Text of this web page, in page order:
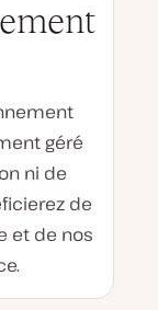
géré
ni de
de
et de nos